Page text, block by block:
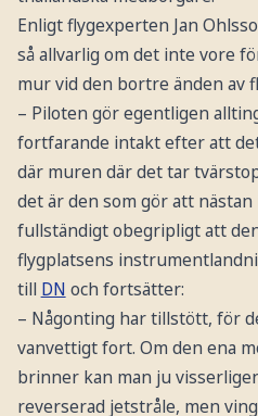
Enligt flygexperten Jan
så allvarlig om det inte vore
mur vid den bortre änden av
– Piloten gör egentligen
fortfarande intakt efter att
där muren där det tar
det är den som gör att
fullständigt obegripligt att
flygplatsens
till DN och fortsätter:
– Någonting har tillstött, för
vanvettigt fort. Om den ena
brinner kan man ju
reverserad jetstråle, men